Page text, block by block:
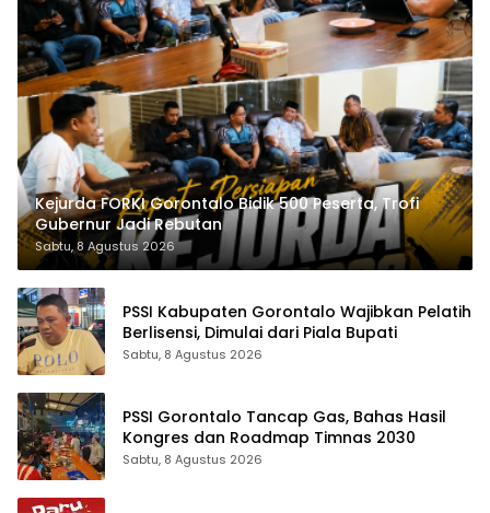
Kejurda FORKI Gorontalo Bidik 500 Peserta, Trofi
Gubernur Jadi Rebutan
Sabtu, 8 Agustus 2026
PSSI Kabupaten Gorontalo Wajibkan Pelatih
Berlisensi, Dimulai dari Piala Bupati
Sabtu, 8 Agustus 2026
PSSI Gorontalo Tancap Gas, Bahas Hasil
Kongres dan Roadmap Timnas 2030
Sabtu, 8 Agustus 2026